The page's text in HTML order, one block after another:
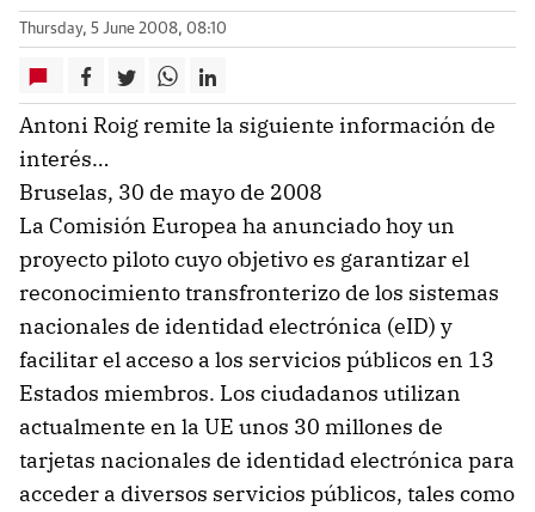
Thursday, 5 June 2008, 08:10
Antoni Roig remite la siguiente información de
interés…
Bruselas, 30 de mayo de 2008
La Comisión Europea ha anunciado hoy un
proyecto piloto cuyo objetivo es garantizar el
reconocimiento transfronterizo de los sistemas
nacionales de identidad electrónica (eID) y
facilitar el acceso a los servicios públicos en 13
Estados miembros. Los ciudadanos utilizan
actualmente en la UE unos 30 millones de
tarjetas nacionales de identidad electrónica para
acceder a diversos servicios públicos, tales como